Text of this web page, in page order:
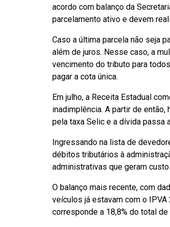
acordo com balanço da
parcelamento ativo e devem
Caso a última parcela não seja
além de juros. Nesse caso, a
vencimento do tributo para
pagar a cota única.
Em julho, a Receita Estadual
inadimplência. A partir de
pela taxa Selic e a dívida passa
Ingressando na lista de
débitos tributários à
administrativas que geram
O balanço mais recente, com
veículos já estavam com o
corresponde a 18,8% do total